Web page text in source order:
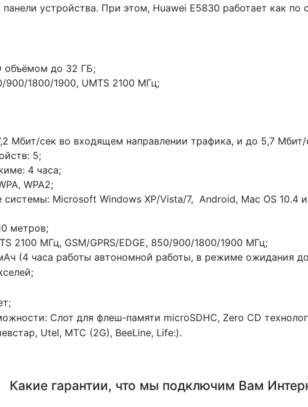
устройства. При этом, Huawei E5830 работает как по
объёмом до 32 ГБ;
900/1800/1900, UMTS 2100 МГц;
Мбит/сек во входящем направлении трафика, и до 5,7
5;
4 часа;
WPA2;
Microsoft Windows XP/Vista/7, Android, Mac OS 10.4
метров;
2100 МГц, GSM/GPRS/EDGE, 850/900/1800/1900 МГц;
(4 часа работы автономной работы, в режиме ожидания
Слот для флеш-памяти microSDHC, Zero CD
Utel, MTC (2G), BeeLine, Life:).
Какие гарантии, что мы подключим Вам